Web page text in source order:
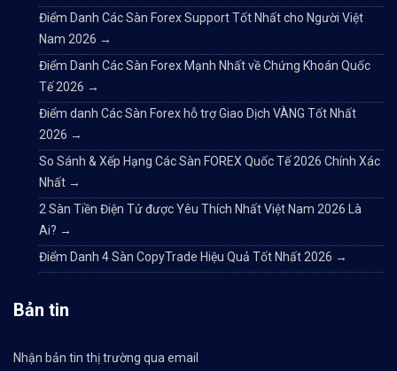
Điểm Danh Các Sàn Forex Support Tốt Nhất cho Người Việt
Nam 2026 →
Điểm Danh Các Sàn Forex Mạnh Nhất về Chứng Khoán Quốc
Tế 2026 →
Điểm danh Các Sàn Forex hỗ trợ Giao Dịch VÀNG Tốt Nhất
2026 →
So Sánh & Xếp Hạng Các Sàn FOREX Quốc Tế 2026 Chính Xác
Nhất →
2 Sàn Tiền Điện Tử được Yêu Thích Nhất Việt Nam 2026 Là
Ai? →
Điểm Danh 4 Sàn CopyTrade Hiệu Quả Tốt Nhất 2026 →
Bản tin
Nhận bản tin thị trường qua email